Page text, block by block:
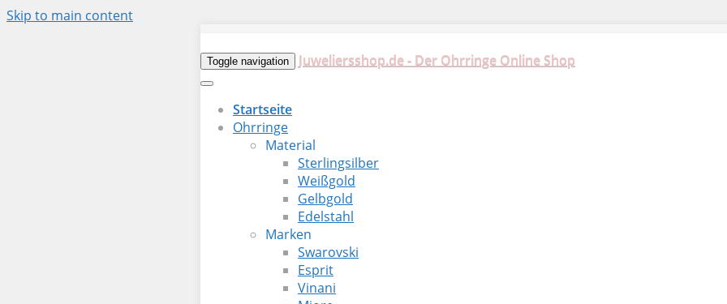
Skip to main content
Toggle navigation Juweliersshop.de - Der Ohrringe Online Shop
Startseite
Ohrringe
Material
Sterlingsilber
Weißgold
Gelbgold
Edelstahl
Marken
Swarovski
Esprit
Vinani